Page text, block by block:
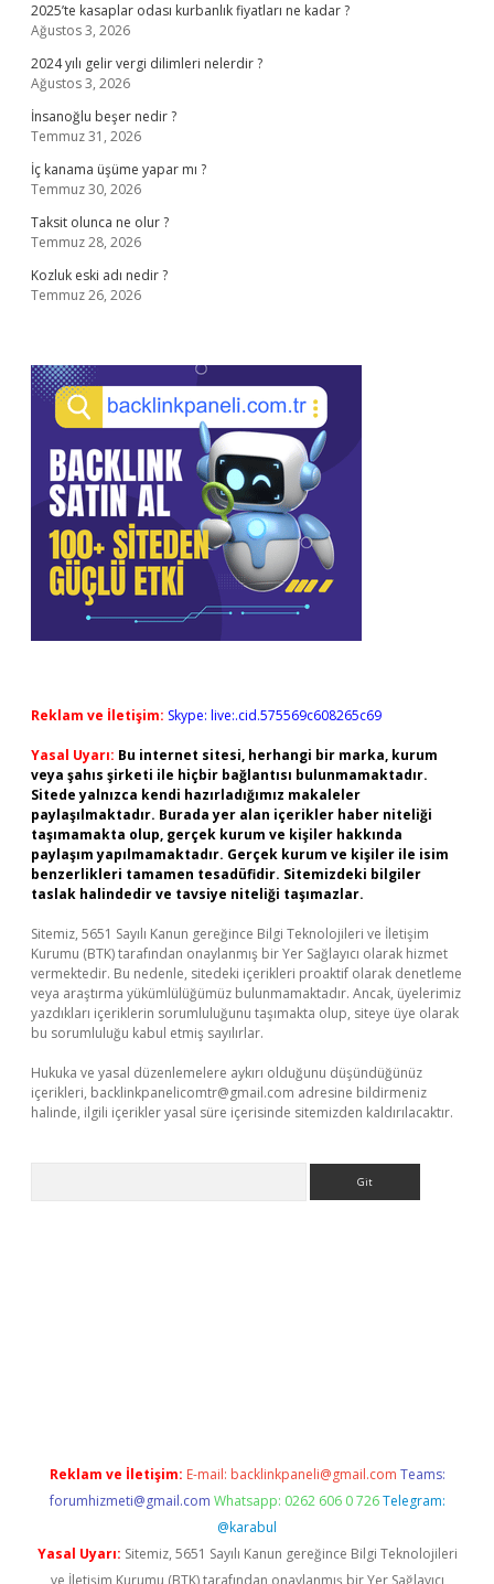
2025’te kasaplar odası kurbanlık fiyatları ne kadar ?
Ağustos 3, 2026
2024 yılı gelir vergi dilimleri nelerdir ?
Ağustos 3, 2026
İnsanoğlu beşer nedir ?
Temmuz 31, 2026
İç kanama üşüme yapar mı ?
Temmuz 30, 2026
Taksit olunca ne olur ?
Temmuz 28, 2026
Kozluk eski adı nedir ?
Temmuz 26, 2026
Reklam ve İletişim: Skype: live:.cid.575569c608265c69
Yasal Uyarı: Bu internet sitesi, herhangi bir marka, kurum
veya şahıs şirketi ile hiçbir bağlantısı bulunmamaktadır.
Sitede yalnızca kendi hazırladığımız makaleler
paylaşılmaktadır. Burada yer alan içerikler haber niteliği
taşımamakta olup, gerçek kurum ve kişiler hakkında
paylaşım yapılmamaktadır. Gerçek kurum ve kişiler ile isim
benzerlikleri tamamen tesadüfidir. Sitemizdeki bilgiler
taslak halindedir ve tavsiye niteliği taşımazlar.
Sitemiz, 5651 Sayılı Kanun gereğince Bilgi Teknolojileri ve İletişim
Kurumu (BTK) tarafından onaylanmış bir Yer Sağlayıcı olarak hizmet
vermektedir. Bu nedenle, sitedeki içerikleri proaktif olarak denetleme
veya araştırma yükümlülüğümüz bulunmamaktadır. Ancak, üyelerimiz
yazdıkları içeriklerin sorumluluğunu taşımakta olup, siteye üye olarak
bu sorumluluğu kabul etmiş sayılırlar.
Hukuka ve yasal düzenlemelere aykırı olduğunu düşündüğünüz
içerikleri, backlinkpanelicomtr@gmail.com adresine bildirmeniz
halinde, ilgili içerikler yasal süre içerisinde sitemizden kaldırılacaktır.
Reklam ve İletişim: E-mail: backlinkpaneli@gmail.com Teams:
forumhizmeti@gmail.com Whatsapp: 0262 606 0 726 Telegram:
@karabul
Yasal Uyarı: Sitemiz, 5651 Sayılı Kanun gereğince Bilgi Teknolojileri
ve İletişim Kurumu (BTK) tarafından onaylanmış bir Yer Sağlayıcı